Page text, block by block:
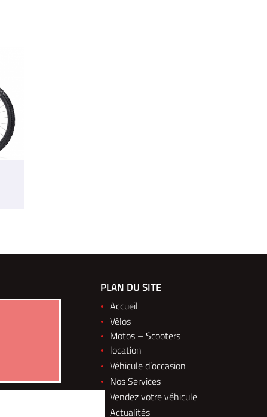
148 Boulevard du Montparnasse
PLAN DU SITE
Accueil
Vélos
Motos – Scooters
location
Véhicule d’occasion
Nos Services
Vendez votre véhicule
Actualités